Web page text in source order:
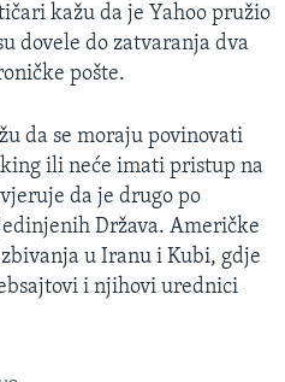
kažu da je Yahoo pružio
dovele do zatvaranja dva
pošte.
da se moraju povinovati
ili neće imati pristup na
da je drugo po
Država. Američke
u Iranu i Kubi, gdje
i njihovi urednici